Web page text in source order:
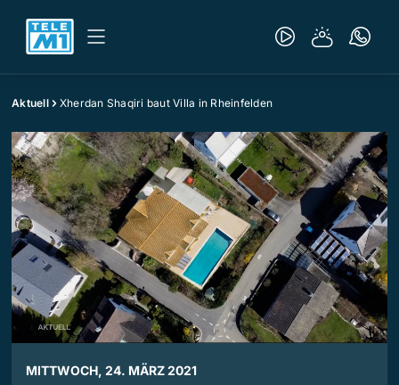
Aktuell Xherdan Shaqiri baut Villa in Rheinfelden
MITTWOCH, 24. MÄRZ 2021